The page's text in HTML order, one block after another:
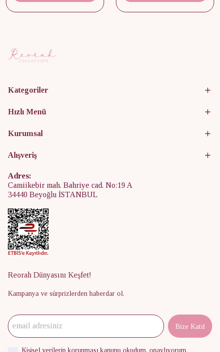
Kategoriler
Hızlı Menü
Kurumsal
Alışveriş
Adres:
Camiikebir mah. Bahriye cad. No:19 A
34440 Beyoğlu İSTANBUL
Reorah Dünyasını Keşfet!
Kampanya ve sürprizlerden haberdar ol.
Bize Katıl
Kişisel verilerin korunması kanunu okudum, onaylıyorum.